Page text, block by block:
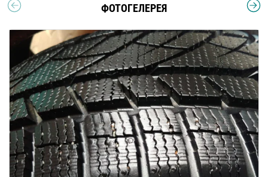
ФОТОГЕЛЕРЕЯ